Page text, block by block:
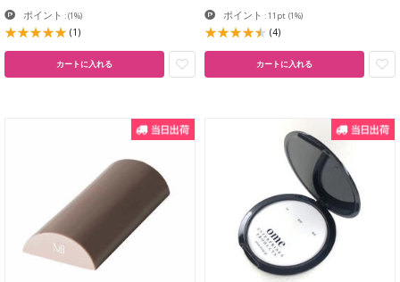
ポイント :(1%)
(1)
カートに入れる
ポイント : 11pt (1%)
(4)
カートに入れる